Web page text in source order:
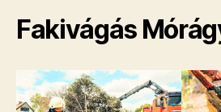
Fakivágás